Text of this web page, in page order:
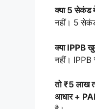
क्या 5 सेकंड
नहीं। 5
क्या IPPB
नहीं। IPPB
तो ₹5 लाख
आधार +